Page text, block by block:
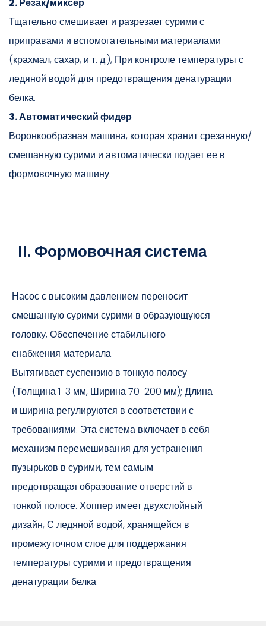
Тщательно смешивает и разрезает сурими с
приправами и вспомогательными материалами
(крахмал, сахар, и т. д.), При контроле температуры с
ледяной водой для предотвращения денатурации
белка.
3. Автоматический фидер
Воронкообразная машина, которая хранит срезанную/
смешанную сурими и автоматически подает ее в
формовочную машину.
II. Формовочная система
Насос с высоким давлением переносит
смешанную сурими сурими в образующуюся
головку, Обеспечение стабильного
снабжения материала.
Вытягивает суспензию в тонкую полосу
(Толщина 1-3 мм, Ширина 70-200 мм); Длина
и ширина регулируются в соответствии с
требованиями. Эта система включает в себя
механизм перемешивания для устранения
пузырьков в сурими, тем самым
предотвращая образование отверстий в
тонкой полосе. Хоппер имеет двухслойный
дизайн, С ледяной водой, хранящейся в
промежуточном слое для поддержания
температуры сурими и предотвращения
денатурации белка.